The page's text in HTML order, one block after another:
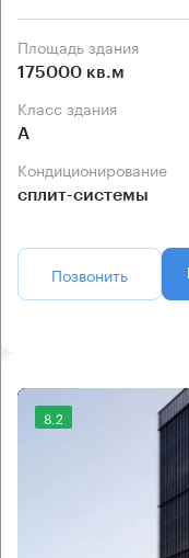
Площадь здания
175000 кв.м
Класс здания
А
Кондиционирование
сплит-системы
Позвонить
8.2